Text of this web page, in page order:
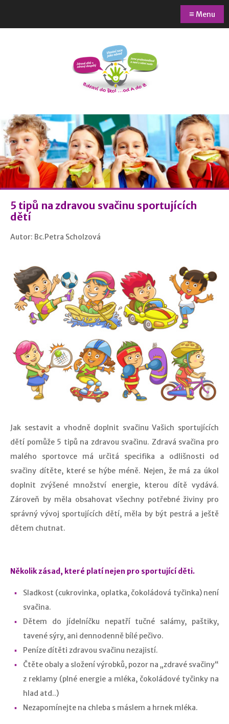
≡ Menu
5 tipů na zdravou svačinu sportujících
dětí
Autor: Bc.Petra Scholzová
Jak sestavit a vhodně doplnit svačinu Vašich sportujících
dětí pomůže 5 tipů na zdravou svačinu. Zdravá svačina pro
malého sportovce má určitá specifika a odlišnosti od
svačiny dítěte, které se hýbe méně. Nejen, že má za úkol
doplnit zvýšené množství energie, kterou dítě vydává.
Zároveň by měla obsahovat všechny potřebné živiny pro
správný vývoj sportujících dětí, měla by být pestrá a ještě
dětem chutnat.
Několik zásad, které platí nejen pro sportující děti.
Sladkost (cukrovinka, oplatka, čokoládová tyčinka) není
svačina.
Dětem do jídelníčku nepatří tučné salámy, paštiky,
tavené sýry, ani dennodenně bílé pečivo.
Peníze dítěti zdravou svačinu nezajistí.
Čtěte obaly a složení výrobků, pozor na „zdravé svačiny“
z reklamy (plné energie a mléka, čokoládové tyčinky na
hlad atd..)
Nezapomínejte na chleba s máslem a hrnek mléka.